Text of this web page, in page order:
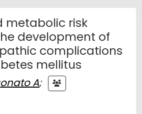
metabolic risk
development of
complications
mellitus
A;